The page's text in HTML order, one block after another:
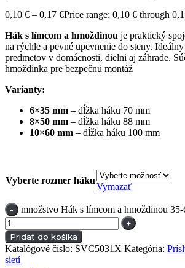
0,10 € – 0,17 €Price range: 0,10 € through
Hák s límcom a hmoždinou je praktický
na rýchle a pevné upevnenie do steny.
predmetov v domácnosti, dielni aj záhrade.
hmoždinka pre bezpečnú montáž
Varianty:
6×35 mm – dĺžka háku 70 mm
8×50 mm – dĺžka háku 88 mm
10×60 mm – dĺžka háku 100 mm
Vyberte rozmer háku
Vymazať
množstvo Hák s límcom a hmoždinou
Pridať do košíka
Katalógové číslo: SVC5031X Kategória:
sietí